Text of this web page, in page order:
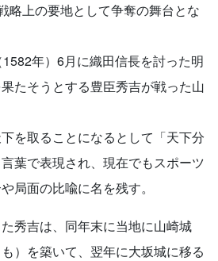
略上の要地として争奪の舞台とな
年）6月に織田信長を討った明
たそうとする豊臣秀吉が戦った山
を取ることになるとして「天下分
葉で表現され、現在でもスポーツ
局面の比喩に名を残す。
秀吉は、同年末に当地に山崎城
）を築いて、翌年に大坂城に移る